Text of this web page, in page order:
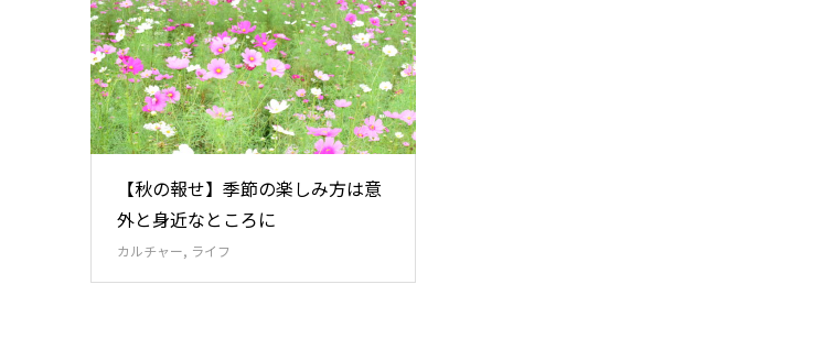
【秋の報せ】季節の楽しみ方は意
外と身近なところに
カルチャー, ライフ